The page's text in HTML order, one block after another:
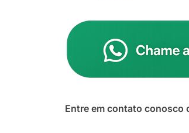
Entre em contato conosco